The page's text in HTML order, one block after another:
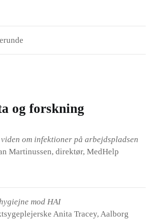
og forskning
viden om infektioner på arbejdspladsen
Martinussen, direktør, MedHelp
mod HAI
Anita Tracey, Aalborg